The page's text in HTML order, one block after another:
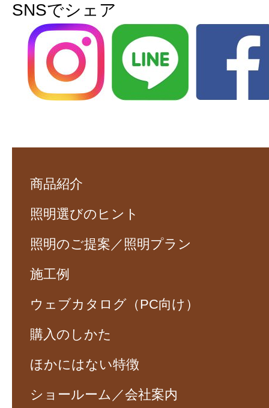
SNSでシェア
商品紹介
照明選びのヒント
照明のご提案／照明プラン
施工例
ウェブカタログ（PC向け）
購入のしかた
ほかにはない特徴
ショールーム／会社案内